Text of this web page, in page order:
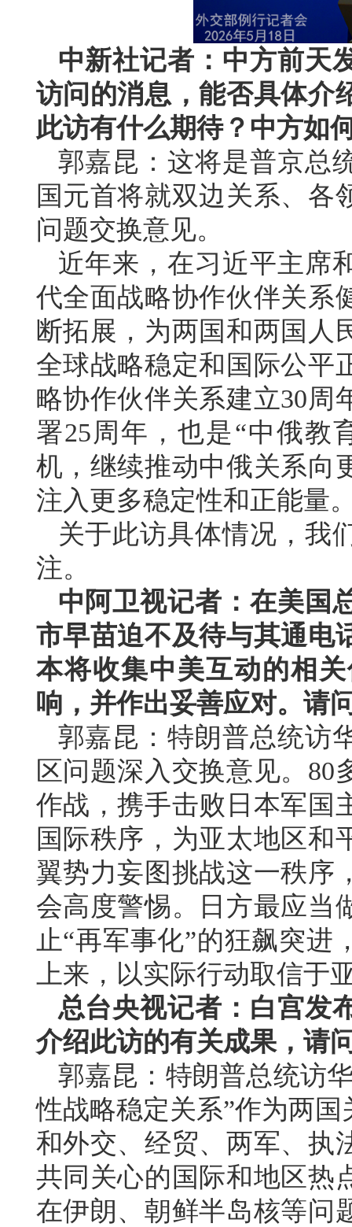
中新社记者：中方前天
访问的消息，能否具体介
此访有什么期待？中方如
郭嘉昆：这将是普京总
国元首将就双边关系、各
问题交换意见。
近年来，在习近平主席
代全面战略协作伙伴关系
断拓展，为两国和两国人
全球战略稳定和国际公平
略协作伙伴关系建立30周
署25周年，也是“中俄教
机，继续推动中俄关系向
注入更多稳定性和正能量
关于此访具体情况，我
注。
中阿卫视记者：在美国
市早苗迫不及待与其通电
本将收集中美互动的相
响，并作出妥善应对。请
郭嘉昆：特朗普总统访
区问题深入交换意见。
作战，携手击败日本军国
国际秩序，为亚太地区和
翼势力妄图挑战这一秩序
会高度警惕。日方最应当
止“再军事化”的狂飙突
上来，以实际行动取信于
总台央视记者：白宫发
介绍此访的有关成果，请
郭嘉昆：特朗普总统访
性战略稳定关系”作为两
和外交、经贸、两军、执
共同关心的国际和地区热
在伊朗、朝鲜半岛核等问